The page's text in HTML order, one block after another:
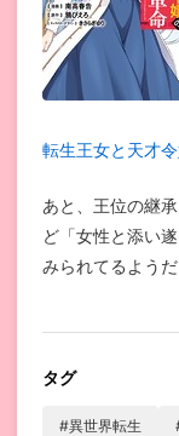
転生王女と天才
あと、王位の継
ど「女性と添い
みられてるようだ
タグ
#異世界転生